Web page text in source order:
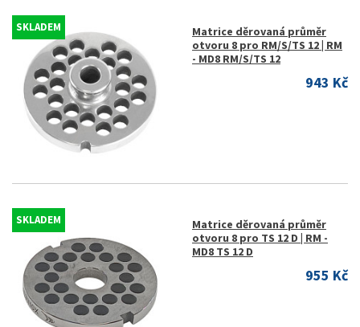
SKLADEM
Matrice děrovaná průměr
otvoru 8 pro RM/S/TS 12 | RM
- MD8 RM/S/TS 12
943 Kč
SKLADEM
Matrice děrovaná průměr
otvoru 8 pro TS 12 D | RM -
MD8 TS 12 D
955 Kč